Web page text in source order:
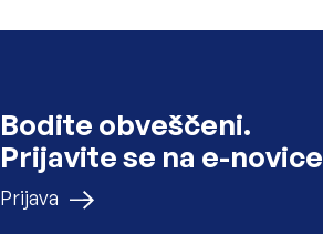
Bodite obveščeni.
Prijavite se na e-novice
Prijava na e-novice